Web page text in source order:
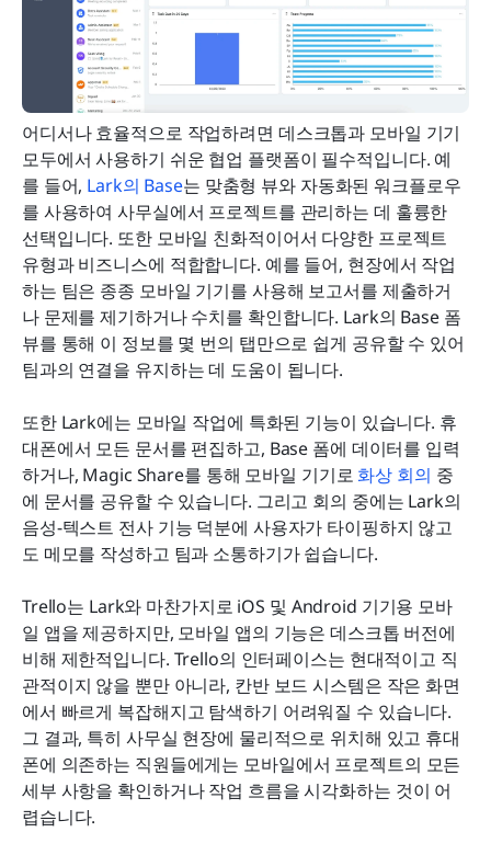
어디서나 효율적으로 작업하려면 데스크톱과 모바일 기기
모두에서 사용하기 쉬운 협업 플랫폼이 필수적입니다. 예
를 들어, Lark의 Base는 맞춤형 뷰와 자동화된 워크플로우
를 사용하여 사무실에서 프로젝트를 관리하는 데 훌륭한
선택입니다. 또한 모바일 친화적이어서 다양한 프로젝트
유형과 비즈니스에 적합합니다. 예를 들어, 현장에서 작업
하는 팀은 종종 모바일 기기를 사용해 보고서를 제출하거
나 문제를 제기하거나 수치를 확인합니다. Lark의 Base 폼
뷰를 통해 이 정보를 몇 번의 탭만으로 쉽게 공유할 수 있어
팀과의 연결을 유지하는 데 도움이 됩니다.
또한 Lark에는 모바일 작업에 특화된 기능이 있습니다. 휴
대폰에서 모든 문서를 편집하고, Base 폼에 데이터를 입력
하거나, Magic Share를 통해 모바일 기기로 화상 회의 중
에 문서를 공유할 수 있습니다. 그리고 회의 중에는 Lark의
음성-텍스트 전사 기능 덕분에 사용자가 타이핑하지 않고
도 메모를 작성하고 팀과 소통하기가 쉽습니다.
Trello는 Lark와 마찬가지로 iOS 및 Android 기기용 모바
일 앱을 제공하지만, 모바일 앱의 기능은 데스크톱 버전에
비해 제한적입니다. Trello의 인터페이스는 현대적이고 직
관적이지 않을 뿐만 아니라, 칸반 보드 시스템은 작은 화면
에서 빠르게 복잡해지고 탐색하기 어려워질 수 있습니다.
그 결과, 특히 사무실 현장에 물리적으로 위치해 있고 휴대
폰에 의존하는 직원들에게는 모바일에서 프로젝트의 모든
세부 사항을 확인하거나 작업 흐름을 시각화하는 것이 어
렵습니다.